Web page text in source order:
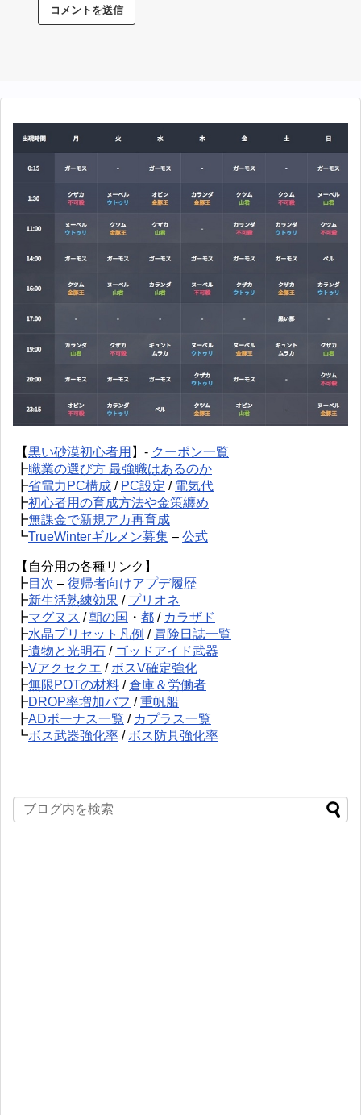
【黒い砂漠初心者用 】- クーポン一覧
┣職業の選び方 最強職はあるのか
┣省電力PC構成 / PC設定 / 電気代
┣初心者用の育成方法や金策纏め
┣無課金で新規アカ再育成
┗TrueWinterギルメン募集 – 公式
【自分用の各種リンク】
┣目次 – 復帰者向けアプデ履歴
┣新生活熟練効果 / プリオネ
┣マグヌス /朝の国 ・ 都 / カラザド
┣水晶プリセット凡例 / 冒険日誌一覧
┣遺物と光明石 / ゴッドアイド武器
┣Vアクセクエ / ボスV確定強化
┣無限POTの材料 /倉庫＆労働者
┣DROP率増加バフ /重帆船
┣ADボーナス一覧 / カプラス一覧
┗ボス武器強化率 / ボス防具強化率